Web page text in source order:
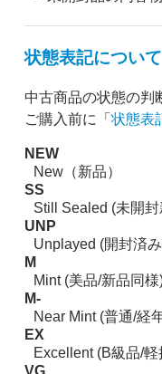
状態表記について
中古商品の状態の判
ご購入前に「 状態表
NEW
New（新品）
SS
Still Sealed (未開
UNP
Unplayed (開封済
M
Mint (美品/新品同様
M-
Near Mint (普通/経
EX
Excellent (B級品/軽